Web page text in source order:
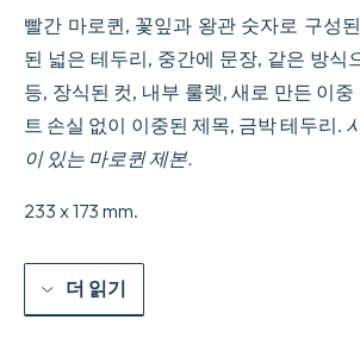
빨간 마로퀸, 꽃잎과 왕관 숫자로 구성
된 넓은 테두리, 중간에 문장, 같은 방식
등, 장식된 컷, 내부 룰렛, 새로 만든 이
트 손실 없이 이중된 제목, 금박 테두리.
이 있는 마로퀸 제본.
233 x 173 mm.
더 읽기